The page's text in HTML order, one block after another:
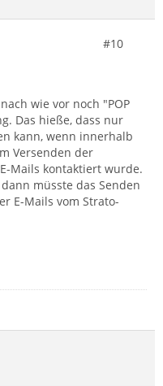
#10
wie vor noch "POP
Das hieße, dass nur
kann, wenn innerhalb
Versenden der
Mails kontaktiert wurde.
müsste das Senden
E-Mails vom Strato-